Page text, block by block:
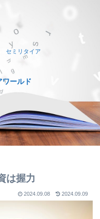
セミリタイア
ワールド
は握力
2024.09.08 2024.09.09